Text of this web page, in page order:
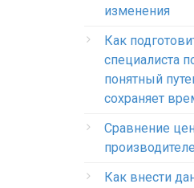
изменения
Как
специалиста
понятный
сохраняет
Сравнение
Как внести